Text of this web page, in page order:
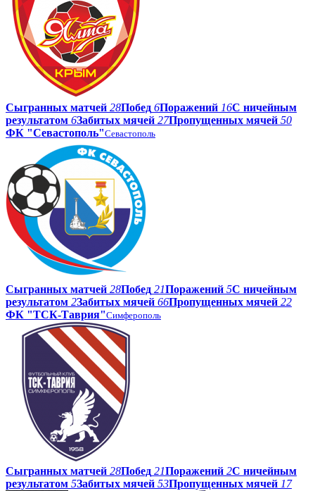
Сыгранных матчей 28Побед 6Поражений 16С ничейным
результатом 6Забитых мячей 27Пропущенных мячей 50
ФК "Севастополь"Севастополь
Сыгранных матчей 28Побед 21Поражений 5С ничейным
результатом 2Забитых мячей 66Пропущенных мячей 22
ФК "ТСК-Таврия"Симферополь
Сыгранных матчей 28Побед 21Поражений 2С ничейным
результатом 5Забитых мячей 53Пропущенных мячей 17